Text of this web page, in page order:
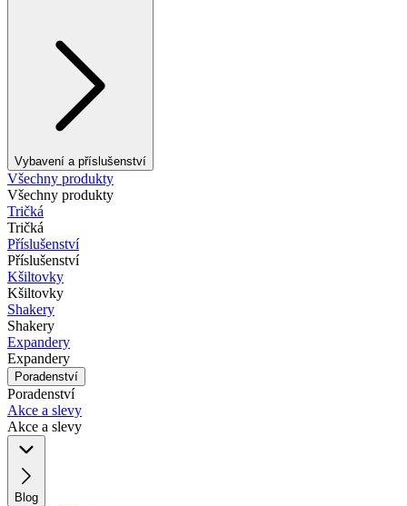
Vybavení a příslušenství
Všechny produkty
Všechny produkty
Tričká
Tričká
Příslušenství
Příslušenství
Kšiltovky
Kšiltovky
Shakery
Shakery
Expandery
Expandery
Poradenství
Poradenství
Akce a slevy
Akce a slevy
Blog